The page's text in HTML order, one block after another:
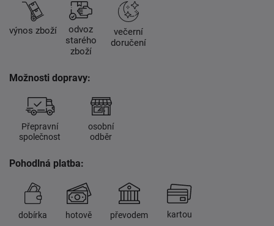
výnos zboží
odvoz
starého
zboží
večerní
doručení
Možnosti dopravy:
Přepravní
společnost
osobní
odběr
Pohodlná platba:
dobírka hotově převodem kartou